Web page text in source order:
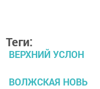
Теги:
ВЕРХНИЙ УСЛОН
ВОЛЖСКАЯ НОВЬ